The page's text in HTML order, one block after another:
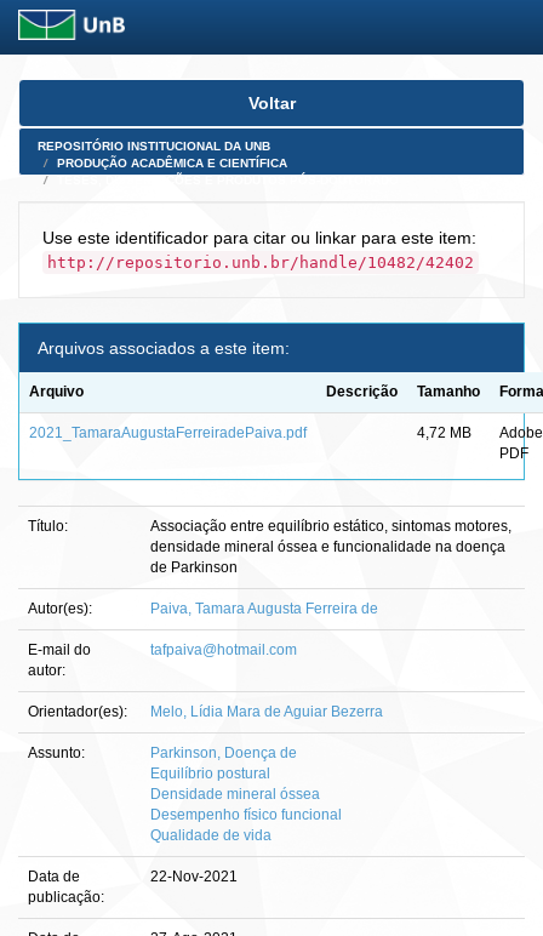
Skip
Voltar
REPOSITÓRIO INSTITUCIONAL DA UNB
PRODUÇÃO ACADÊMICA E CIENTÍFICA
Use este identificador para citar ou linkar para este item:
http://repositorio.unb.br/handle/10482/42402
Arquivos associados a este item:
Arquivo Descrição Tamanho
2021_TamaraAugustaFerreiradePaiva.pdf 4,72 MB
Adobe
PDF
Título:
Associação entre equilíbrio estático, sintomas motores,
densidade mineral óssea e funcionalidade na doença
de Parkinson
Autor(es): Paiva, Tamara Augusta Ferreira de
E-mail do
autor:
tafpaiva@hotmail.com
Orientador(es): Melo, Lídia Mara de Aguiar Bezerra
Assunto:
Parkinson, Doença de
Equilíbrio postural
Densidade mineral óssea
Desempenho físico funcional
Qualidade de vida
Data de
publicação:
22-Nov-2021